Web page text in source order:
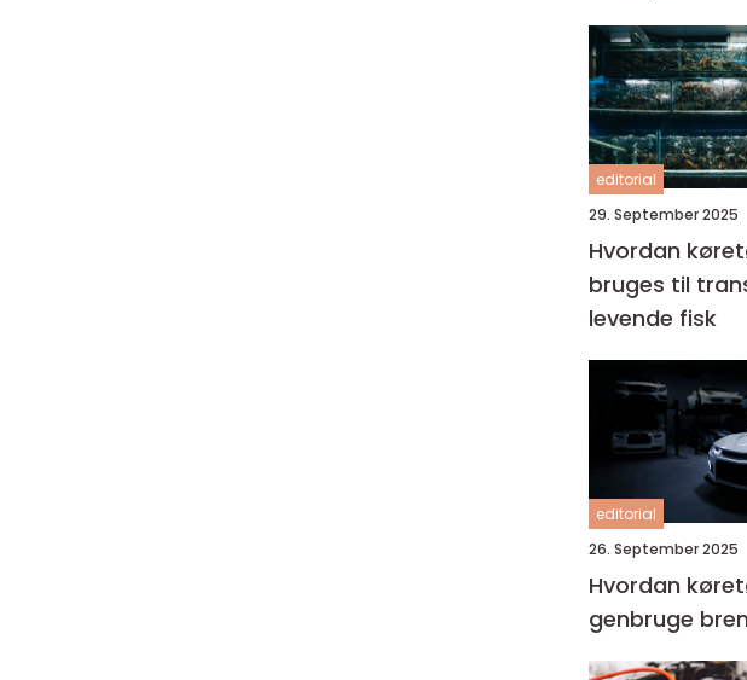
editorial
29. September 2025
Hvordan
bruges til
levende fisk
editorial
26. September 2025
Hvordan
genbruge